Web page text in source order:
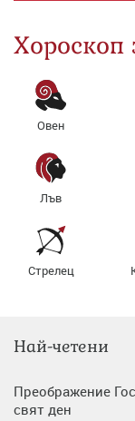
Хороскоп
Овен
Лъв
Стрелец
Най-четени
Преображение
свят ден